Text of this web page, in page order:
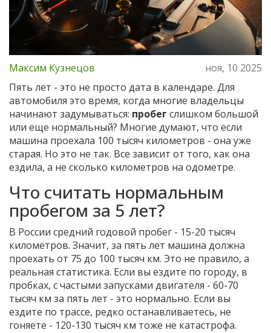
Максим Кузнецов
ноя, 10 2025
Пять лет - это не просто дата в календаре. Для
автомобиля это время, когда многие владельцы
начинают задумываться: пробег слишком большой
или еще нормальный? Многие думают, что если
машина проехала 100 тысяч километров - она уже
старая. Но это не так. Все зависит от того, как она
ездила, а не сколько километров на одометре.
Что считать нормальным
пробегом за 5 лет?
В России средний годовой пробег - 15-20 тысяч
километров. Значит, за пять лет машина должна
проехать от 75 до 100 тысяч км. Это не правило, а
реальная статистика. Если вы ездите по городу, в
пробках, с частыми запусками двигателя - 60-70
тысяч км за пять лет - это нормально. Если вы
ездите по трассе, редко останавливаетесь, не
гоняете - 120-130 тысяч км тоже не катастрофа.